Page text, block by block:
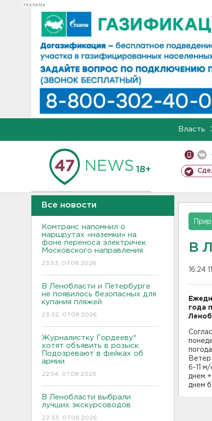
РЕКЛАМА
Власть
18+
Все новости
Комтранс напомнил о
маршрутах «наземки» на
фоне переноса электричек
Московского направления
23:53, 07.08.2026
В Ленобласти и Петербурге
не появилось безопасных для
купания пляжей
23:32, 07.08.2026
Журналистку Гордееву*
хотят объявить в розыск.
Подозревают в фейках об
армии
22:54, 07.08.2026
В Ленобласти выбрали
лучших экскурсоводов
22:33, 07.08.2026
В
16:24
года
Ветер
6-11
днем
днем